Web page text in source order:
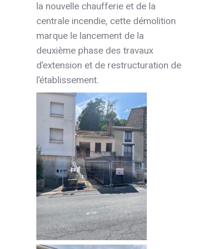
la nouvelle chaufferie et de la
centrale incendie, cette démolition
marque le lancement de la
deuxième phase des travaux
d’extension et de restructuration de
l’établissement.